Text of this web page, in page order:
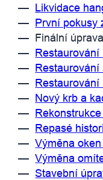
— Likvidace
— První pokusy
— Finální
— Restaurování
— Restaurování
— Restaurování
— Nový krb a
—
— Repasé
—Výměna
—Výměna
—Stavební